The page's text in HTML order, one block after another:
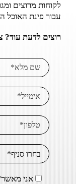
לקוחות מרוצים
עבור פינת
רוצים לדעת עוד?
אני